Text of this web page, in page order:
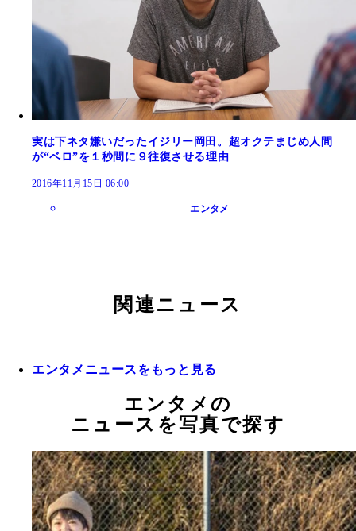
実は下ネタ嫌いだったイジリー岡田。超オクテまじめ人間
が“ベロ”を１秒間に９往復させる理由
2016年11月15日 06:00
エンタメ
関連ニュース
エンタメニュースをもっと見る
エンタメの
ニュースを写真で探す